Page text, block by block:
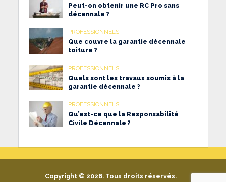
Peut-on obtenir une RC Pro sans
décennale ?
PROFESSIONNELS
Que couvre la garantie décennale
toiture ?
PROFESSIONNELS
Quels sont les travaux soumis à la
garantie décennale ?
PROFESSIONNELS
Qu’est-ce que la Responsabilité
Civile Décennale ?
Copyright © 2026. Tous droits réservés.